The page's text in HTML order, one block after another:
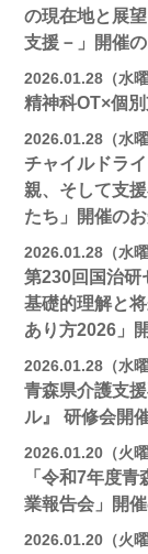
の現在地と展
支援－」開催
2026.01.28（水曜
精神科OT×個
2026.01.28（水曜
チャイルドラ
親、そして支
たち」開催の
2026.01.28（水曜
第230回国治研
基礎的理解と
あり方2026」
2026.01.28（水曜
青森県介護支
ル』 研修会開
2026.01.20（火曜
「令和7年度
業報告会」開
2026.01.20（火曜